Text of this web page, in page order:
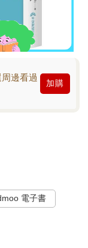
邊看過
加購
電子書